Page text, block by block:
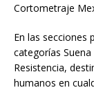
Cortometraje
En las secciones
categorías
Resistencia,
humanos en